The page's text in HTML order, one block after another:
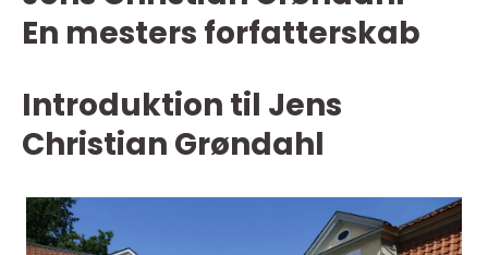
En mesters forfatterskab
Introduktion til Jens
Christian Grøndahl